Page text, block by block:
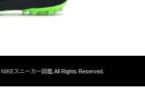
NIKEスニーカー図鑑.All Rights Reserved.